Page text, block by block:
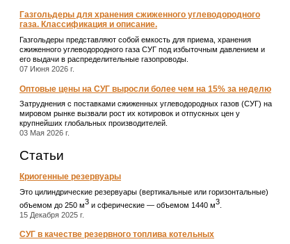
Газгольдеры для хранения сжиженного углеводородного
газа. Классификация и описание.
Газгольдеры представляют собой емкость для приема, хранения
сжиженного углеводородного газа СУГ под избыточным давлением и
его выдачи в распределительные газопроводы.
07 Июня 2026 г.
Оптовые цены на СУГ выросли более чем на 15% за неделю
Затруднения с поставками сжиженных углеводородных газов (СУГ) на
мировом рынке вызвали рост их котировок и отпускных цен у
крупнейших глобальных производителей.
03 Мая 2026 г.
Статьи
Криогенные резервуары
Это цилиндрические резервуары (вертикальные или горизонтальные)
объемом до 250 м3 и сферические ― объемом 1440 м3
15 Декабря 2025 г.
СУГ в качестве резервного топлива котельных